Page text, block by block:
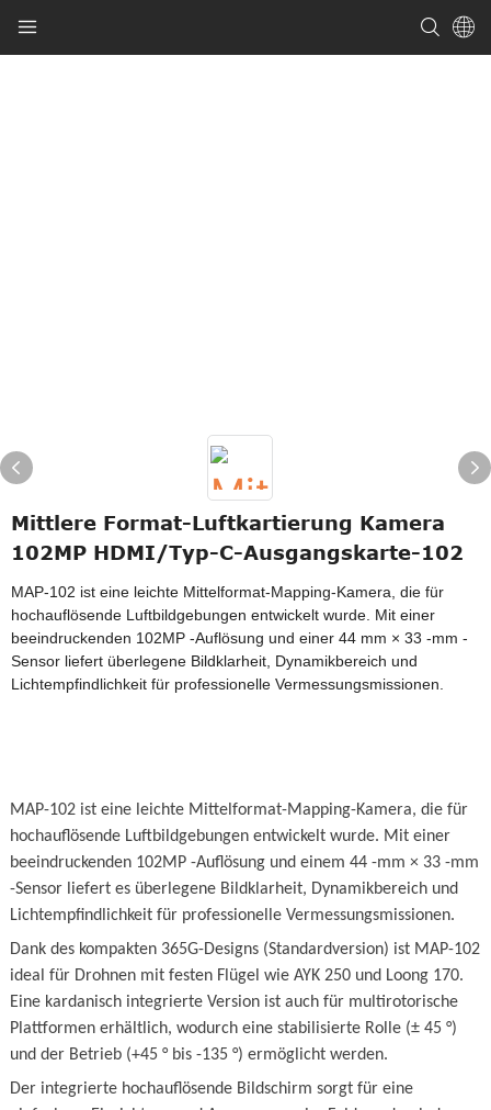
Mittlere Format-Luftkartierung Kamera
102MP HDMI/Typ-C-Ausgangskarte-102
MAP-102 ist eine leichte Mittelformat-Mapping-Kamera, die für
hochauflösende Luftbildgebungen entwickelt wurde. Mit einer
beeindruckenden 102MP -Auflösung und einer 44 mm × 33 -mm -
Sensor liefert überlegene Bildklarheit, Dynamikbereich und
Lichtempfindlichkeit für professionelle Vermessungsmissionen.
MAP-102 ist eine leichte Mittelformat-Mapping-Kamera, die für
hochauflösende Luftbildgebungen entwickelt wurde. Mit einer
beeindruckenden 102MP -Auflösung und einem 44 -mm × 33 -mm
-Sensor liefert es überlegene Bildklarheit, Dynamikbereich und
Lichtempfindlichkeit für professionelle Vermessungsmissionen.
Dank des kompakten 365G-Designs (Standardversion) ist MAP-102
ideal für Drohnen mit festen Flügel wie AYK 250 und Loong 170.
Eine kardanisch integrierte Version ist auch für multirotorische
Plattformen erhältlich, wodurch eine stabilisierte Rolle (± 45 °)
und der Betrieb (+45 ° bis -135 °) ermöglicht werden.
Der integrierte hochauflösende Bildschirm sorgt für eine